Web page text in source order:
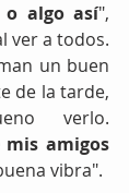
o algo así",
ver a todos.
un buen
de la tarde,
verlo.
mis amigos
vibra".